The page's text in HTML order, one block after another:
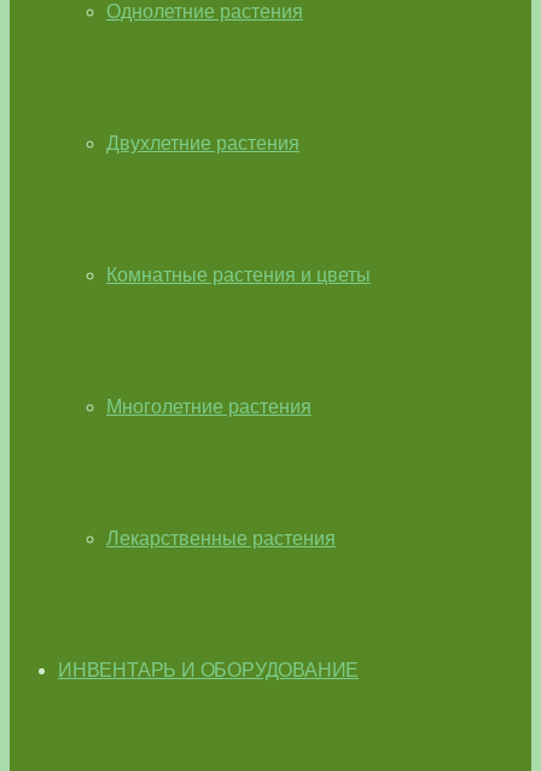
Однолетние растения
Двухлетние растения
Комнатные растения и цветы
Многолетние растения
Лекарственные растения
ИНВЕНТАРЬ И ОБОРУДОВАНИЕ